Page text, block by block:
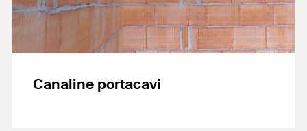
Canaline portacavi